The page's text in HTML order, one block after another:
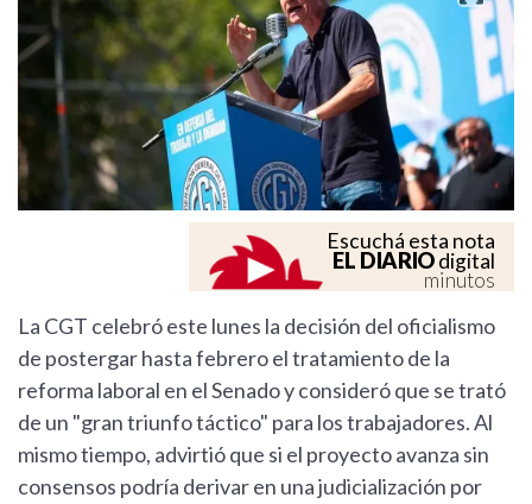
Escuchá esta nota
EL DIARIOdigital
minutos
La CGT celebró este lunes la decisión del oficialismo
de postergar hasta febrero el tratamiento de la
reforma laboral en el Senado y consideró que se trató
de un "gran triunfo táctico" para los trabajadores. Al
mismo tiempo, advirtió que si el proyecto avanza sin
consensos podría derivar en una judicialización por